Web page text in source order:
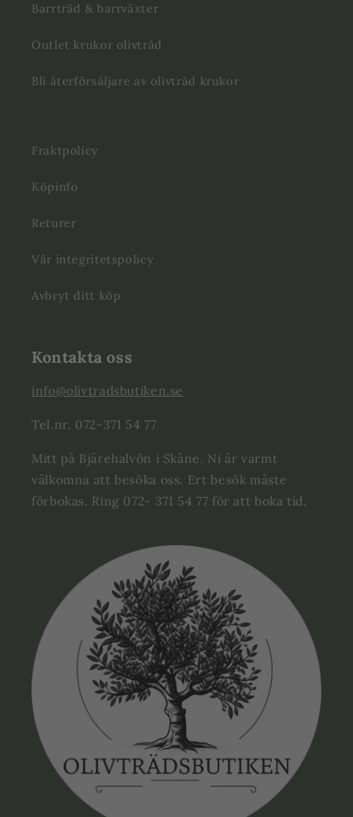
Barrträd & barrväxter
Outlet krukor olivträd
Bli återförsäljare av olivträd krukor
Fraktpolicy
Köpinfo
Returer
Vår integritetspolicy
Avbryt ditt köp
Kontakta oss
info@olivtradsbutiken.se
Tel.nr. 072-371 54 77
Mitt på Bjärehalvön i Skåne. Ni är varmt
välkomna att besöka oss. Ert besök måste
förbokas. Ring 072- 371 54 77 för att boka tid.